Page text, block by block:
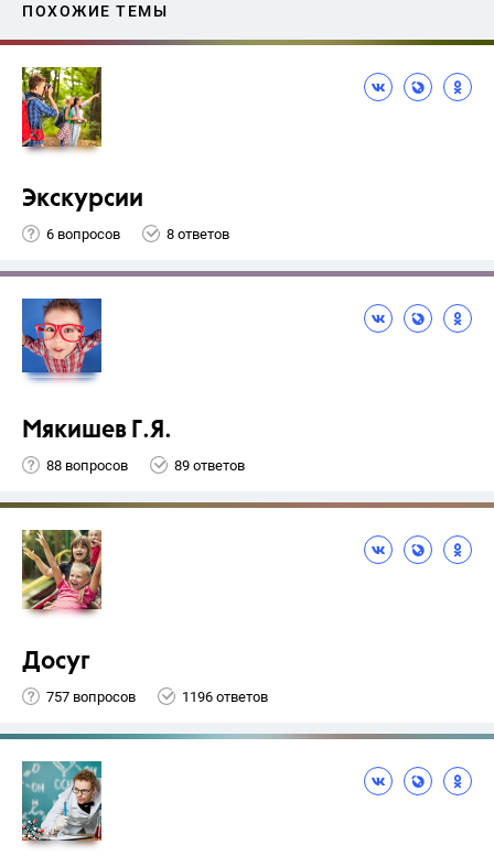
ПОХОЖИЕ ТЕМЫ
Экскурсии
6 вопросов 8 ответов
Мякишев Г.Я.
88 вопросов 89 ответов
Досуг
757 вопросов 1196 ответов